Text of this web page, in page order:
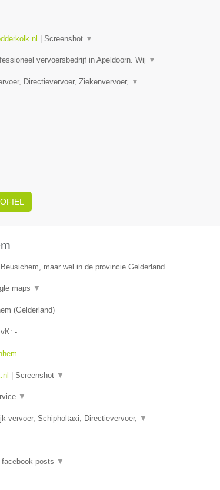
Screenshot ▼
vervoersbedrijf in Apeldoorn. Wij ▼
Directievervoer, Ziekenvervoer, ▼
maar wel in de provincie Gelderland.
maps ▼
(Gelderland)
-
Screenshot ▼
▼
vervoer, Schipholtaxi, Directievervoer, ▼
facebook posts ▼